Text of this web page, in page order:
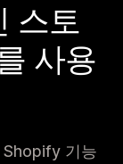
스토
사용
Shopify 기능